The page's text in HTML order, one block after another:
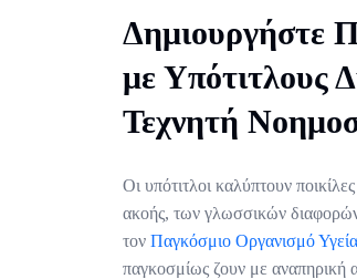
Δημιουργήστε
με Υπότιτλους
Τεχνητή
Οι υπότιτλοι καλύπτουν
ακοής, των γλωσσικών
τον Παγκόσμιο Οργανισμό
παγκοσμίως ζουν με αναπηρική